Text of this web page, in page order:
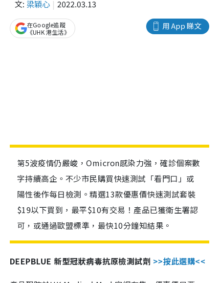
文: 梁穎心 2022.03.13
用 App 睇文
在Google追蹤
《UHK 港生活》
第5波疫情仍嚴峻，Omicron感染力強，確診個案數
字持續高企。不少市民購買快速測試「看門口」或
陽性後作每日檢測。精選13款優惠價快速測試套裝
$19以下買到，最平$10有交易！產品已獲衛生署認
可，或通過歐盟標準，最快10分鐘知結果。
DEEPBLUE 新型冠狀病毒抗原檢測試劑 >>按此選購<<